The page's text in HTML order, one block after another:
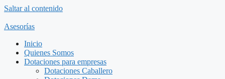
Saltar al contenido
Asesorías
Inicio
Quienes Somos
Dotaciones para empresas
Dotaciones Caballero